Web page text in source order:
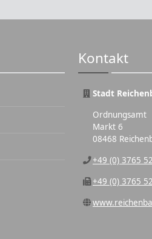
Kontakt
Stadt
Ordnungsamt
Markt 6
08468
+49 (0) 3765
+49 (0) 3765